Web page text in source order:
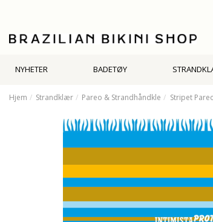
NYHETER BADETØY
Hjem Strandklær Pareo & Strandhåndkle Stripet